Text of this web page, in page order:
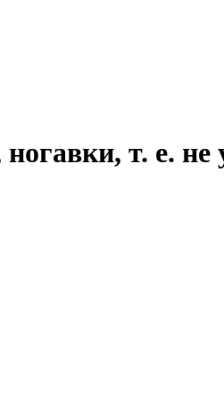
т. е.